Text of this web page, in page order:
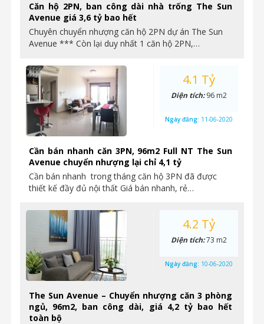
Căn hộ 2PN, ban công dài nhà trống The Sun
Avenue giá 3,6 tỷ bao hết
Chuyên chuyển nhượng căn hộ 2PN dự án The Sun
Avenue *** Còn lại duy nhất 1 căn hộ 2PN,…
Cần bán nhanh căn 3PN, 96m2 Full NT The Sun
Avenue chuyển nhượng lại chỉ 4,1 tỷ
Cần bán nhanh trong tháng căn hộ 3PN đã được
thiết kế đầy đủ nội thất Giá bán nhanh, rẻ…
4.1 Tỷ
Diện tích:96 m2
Ngày đăng: 11-06-2020
The Sun Avenue – Chuyển nhượng căn 3 phòng
ngủ, 96m2, ban công dài, giá 4,2 tỷ bao hết
toàn bộ
4.2 Tỷ
Diện tích:73 m2
Ngày đăng: 10-06-2020